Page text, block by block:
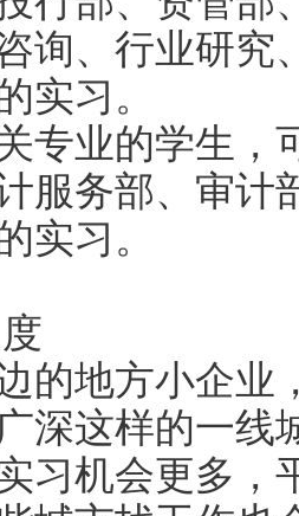
询、行业研究
实习。
专业的学生，
服务部、审计
实习。
的地方小企业
深这样的一线
习机会更多，